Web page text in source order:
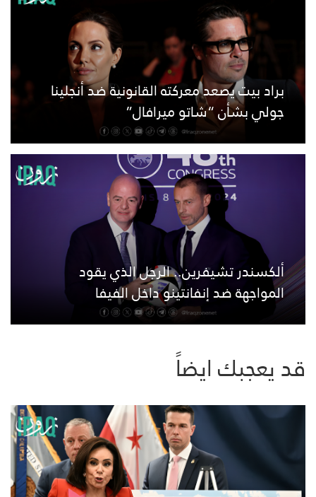
براد بيت يصعد معركته القانونية ضد أنجلينا
جولي بشأن “شاتو ميرافال”
ألكسندر تشيفرين.. الرجل الذي يقود
المواجهة ضد إنفانتينو داخل الفيفا
قد يعجبك ايضاً